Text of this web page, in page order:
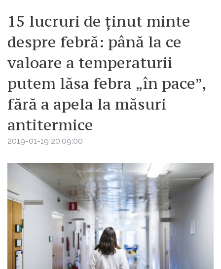
15 lucruri de ținut minte
despre febră: până la ce
valoare a temperaturii
putem lăsa febra „în pace”,
fără a apela la măsuri
antitermice
2019-01-19 20:09:00